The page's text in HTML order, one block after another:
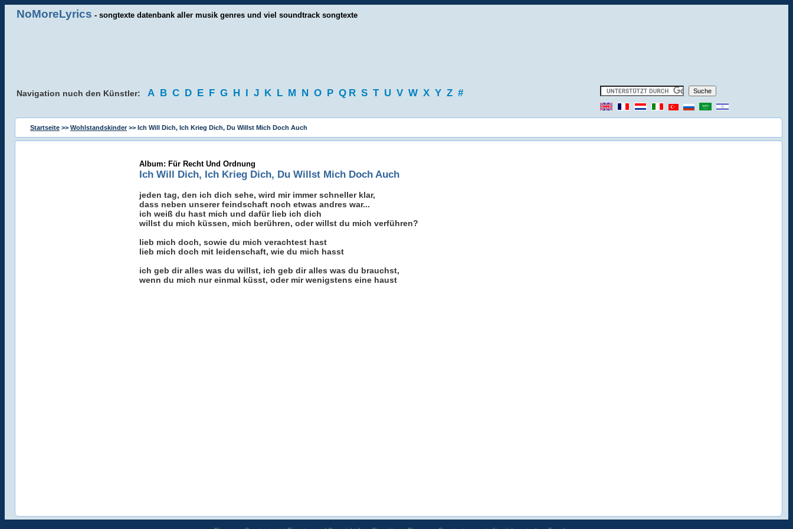
NoMoreLyrics - songtexte datenbank aller musik genres und viel soundtrack songtexte
Navigation nuch den Künstler: A B C D E F G H I J K L M N O P Q R S T U V W X Y Z #
Startseite >> Wohlstandskinder>> Ich Will Dich, Ich Krieg Dich, Du Willst Mich Doch Auch
Album: Für Recht Und Ordnung
Ich Will Dich, Ich Krieg Dich, Du Willst Mich Doch Auch
jeden tag, den ich dich sehe, wird mir immer schneller klar,
dass neben unserer feindschaft noch etwas andres war...
ich weiß du hast mich und dafür lieb ich dich
willst du mich küssen, mich berühren, oder willst du mich verführen?
lieb mich doch, sowie du mich verachtest hast
lieb mich doch mit leidenschaft, wie du mich hasst
ich geb dir alles was du willst, ich geb dir alles was du brauchst,
wenn du mich nur einmal küsst, oder mir wenigstens eine haust